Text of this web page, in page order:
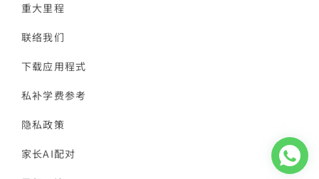
重大里程
联络我们
下载应用程式
私补学费参考
隐私政策
家长AI配对